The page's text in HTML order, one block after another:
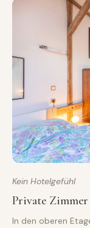
Kein Hotelgefühl
Private Zimmer
In den oberen